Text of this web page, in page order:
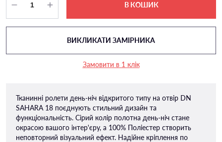
В КОШИК
ВИКЛИКАТИ ЗАМІРНИКА
Замовити в 1 клік
Тканинні ролети день-ніч відкритого типу на отвір DN
SAHARA 18 поєднують стильний дизайн та
функціональність. Сірий колір полотна день-ніч стане
окрасою вашого інтер'єру, а 100% Поліестер створить
неповторний візуальний ефект. Надійне кріплення по